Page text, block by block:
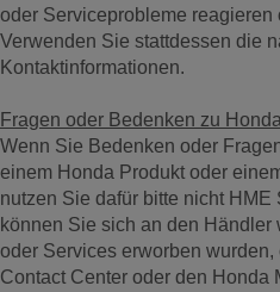
oder Serviceprobleme reagieren
Verwenden Sie stattdessen die
Kontaktinformationen.
Fragen oder Bedenken zu
Wenn Sie Bedenken oder
einem Honda Produkt oder
nutzen Sie dafür bitte nicht HME
können Sie sich an den
oder Services erworben
Contact Center oder den Honda